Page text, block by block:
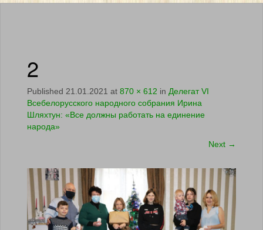
2
Published 21.01.2021 at 870 × 612 in Делегат VI
Всебелорусского народного собрания Ирина
Шляхтун: «Все должны работать на единение
народа»
Next →